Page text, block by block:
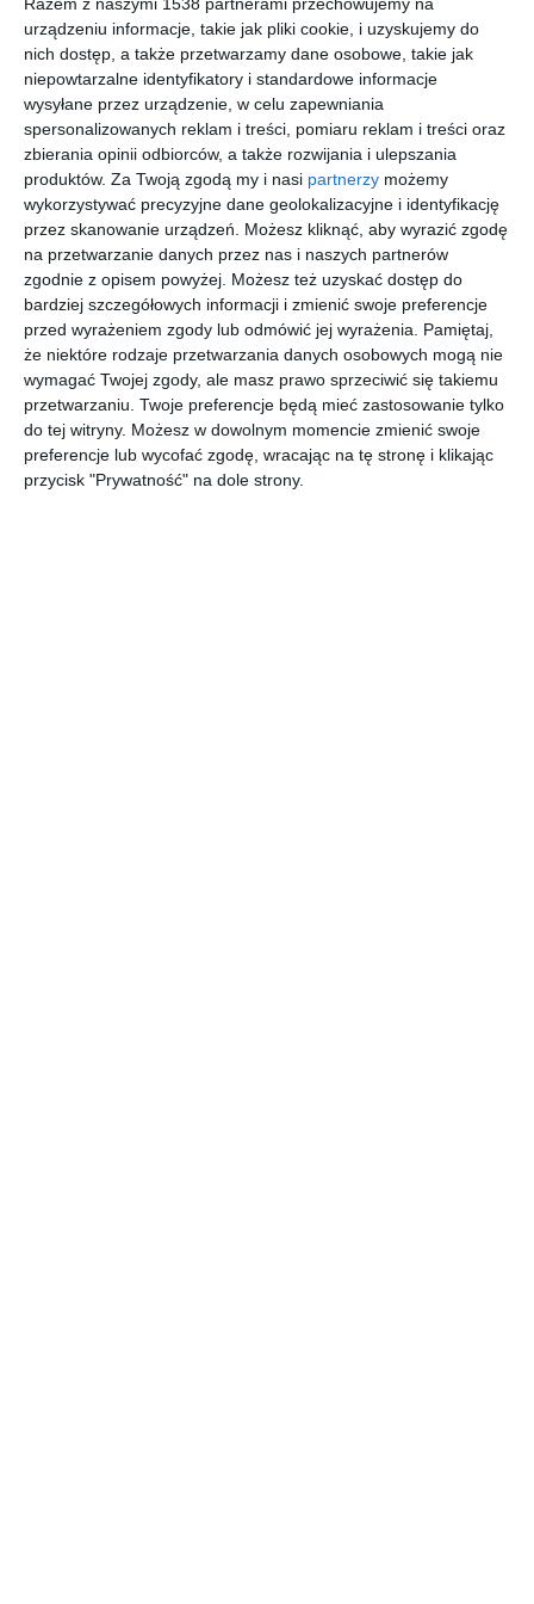
Razem z naszymi 1538 partnerami przechowujemy na
urządzeniu informacje, takie jak pliki cookie, i uzyskujemy do
nich dostęp, a także przetwarzamy dane osobowe, takie jak
niepowtarzalne identyfikatory i standardowe informacje
wysyłane przez urządzenie, w celu zapewniania
spersonalizowanych reklam i treści, pomiaru reklam i treści oraz
zbierania opinii odbiorców, a także rozwijania i ulepszania
produktów. Za Twoją zgodą my i nasi partnerzy możemy
wykorzystywać precyzyjne dane geolokalizacyjne i identyfikację
przez skanowanie urządzeń. Możesz kliknąć, aby wyrazić zgodę
na przetwarzanie danych przez nas i naszych partnerów
zgodnie z opisem powyżej. Możesz też uzyskać dostęp do
bardziej szczegółowych informacji i zmienić swoje preferencje
przed wyrażeniem zgody lub odmówić jej wyrażenia. Pamiętaj,
że niektóre rodzaje przetwarzania danych osobowych mogą nie
wymagać Twojej zgody, ale masz prawo sprzeciwić się takiemu
przetwarzaniu. Twoje preferencje będą mieć zastosowanie tylko
do tej witryny. Możesz w dowolnym momencie zmienić swoje
preferencje lub wycofać zgodę, wracając na tę stronę i klikając
przycisk "Prywatność" na dole strony.
jadalnia
Dodaj do ulubionych
Jadalnia z drewnianym
stołem
Jasna jadalnia
Dodaj do ulubionych
Jadalnia w stylu boho